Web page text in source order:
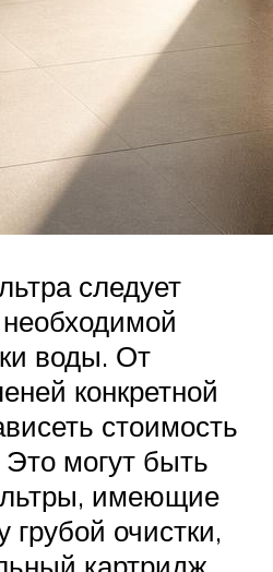
следует
воды. От
конкретной
стоимость
Это могут быть
имеющие
очистки,